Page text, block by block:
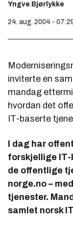
Yngve Bjørlykke
24. aug. 2004 -
inviterte en
mandag
hvordan det
IT-baserte
I dag har
forskjellige IT-
de offentlige
norge.no –
tjenester.
samlet norsk